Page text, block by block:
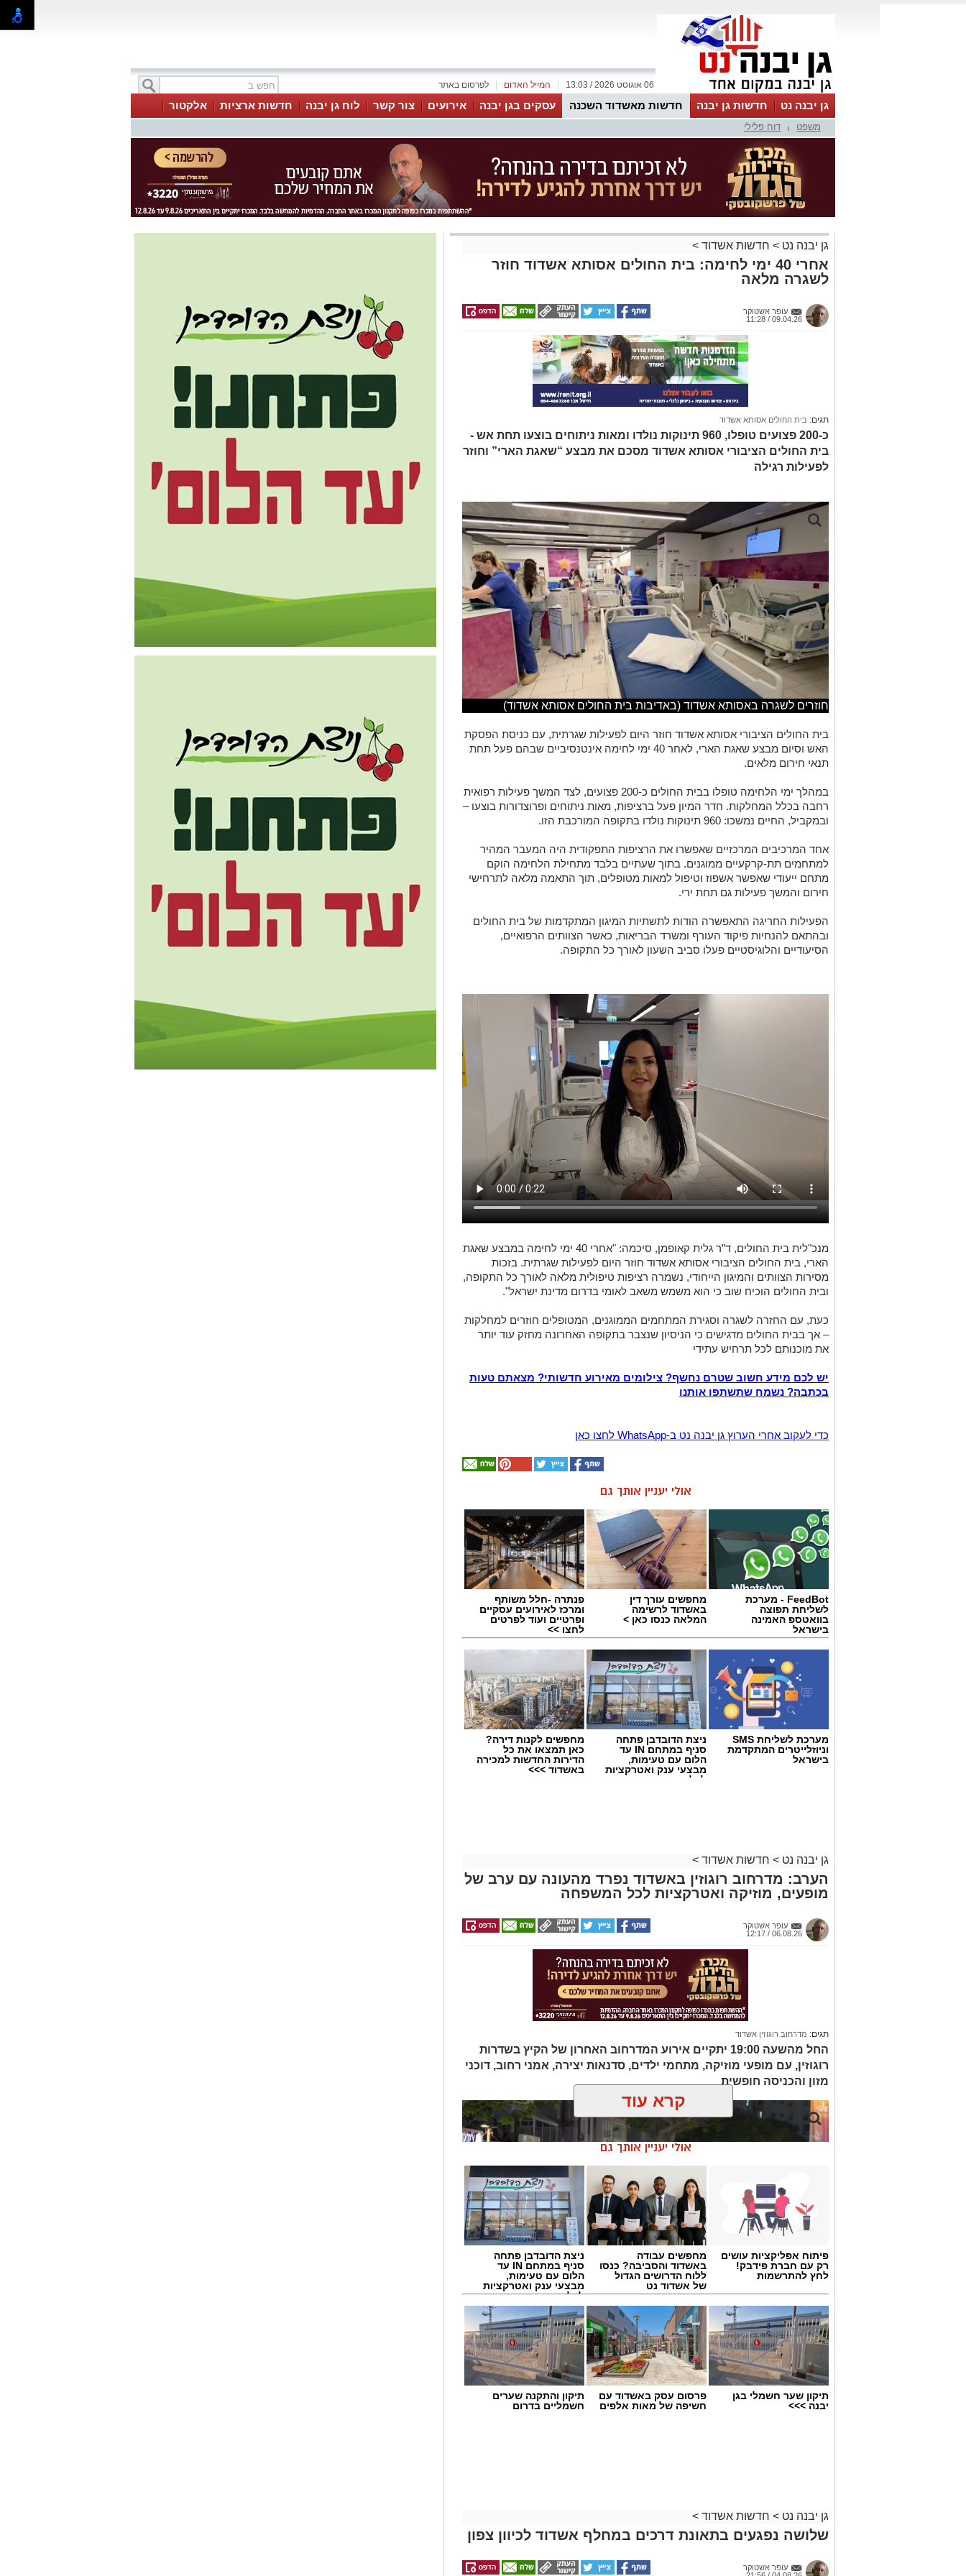
לפרסום באתר המייל האדום 06 אוגוסט 2026 / 13:03
גן יבנה נט חדשות גן יבנה חדשות מאשדוד השכנה עסקים בגן יבנה אירועים צור קשר לוח גן יבנה חדשות ארציות
אלקטור
MyKehila
משפט דוח פלילי
גן יבנה נט > חדשות אשדוד >
אחרי 40 ימי לחימה: בית החולים אסותא אשדוד חוזר
לשגרה מלאה
עופר אשטוקר
09.04.26 / 11:28
תגים: בית החולים אסותא אשדוד
כ-200 פצועים טופלו, 960 תינוקות נולדו ומאות ניתוחים בוצעו תחת אש -
בית החולים הציבורי אסותא אשדוד מסכם את מבצע “שאגת הארי” וחוזר
לפעילות רגילה
חוזרים לשגרה באסותא אשדוד (באדיבות בית החולים אסותא אשדוד)
בית החולים הציבורי אסותא אשדוד חוזר היום לפעילות שגרתית, עם כניסת הפסקת
האש וסיום מבצע שאגת הארי, לאחר 40 ימי לחימה אינטנסיביים שבהם פעל תחת
תנאי חירום מלאים.
במהלך ימי הלחימה טופלו בבית החולים כ-200 פצועים, לצד המשך פעילות רפואית
רחבה בכלל המחלקות. חדר המיון פעל ברציפות, מאות ניתוחים ופרוצדורות בוצעו –
ובמקביל, החיים נמשכו: 960 תינוקות נולדו בתקופה המורכבת הזו.
אחד המרכיבים המרכזיים שאפשרו את הרציפות התפקודית היה המעבר המהיר
למתחמים תת-קרקעיים ממוגנים. בתוך שעתיים בלבד מתחילת הלחימה הוקם
מתחם ייעודי שאפשר אשפוז וטיפול למאות מטופלים, תוך התאמה מלאה לתרחישי
חירום והמשך פעילות גם תחת ירי.
הפעילות החריגה התאפשרה הודות לתשתיות המיגון המתקדמות של בית החולים
ובהתאם להנחיות פיקוד העורף ומשרד הבריאות, כאשר הצוותים הרפואיים,
הסיעודיים והלוגיסטיים פעלו סביב השעון לאורך כל התקופה.
מנכ"לית בית החולים, ד”ר גלית קאופמן, סיכמה: "אחרי 40 ימי לחימה במבצע שאגת
הארי, בית החולים הציבורי אסותא אשדוד חוזר היום לפעילות שגרתית. בזכות
מסירות הצוותים והמיגון הייחודי, נשמרה רציפות טיפולית מלאה לאורך כל התקופה,
ובית החולים הוכיח שוב כי הוא משמש משאב לאומי בדרום מדינת ישראל".
כעת, עם החזרה לשגרה וסגירת המתחמים הממוגנים, המטופלים חוזרים למחלקות
– אך בבית החולים מדגישים כי הניסיון שנצבר בתקופה האחרונה מחזק עוד יותר
את מוכנותם לכל תרחיש עתידי
יש לכם מידע חשוב שטרם נחשף? צילומים מאירוע חדשותי? מצאתם טעות
בכתבה? נשמח שתשתפו אותנו
‏כדי לעקוב אחרי הערוץ גן יבנה נט ב-WhatsApp לחצו כאן
אולי יעניין אותך גם
FeedBot - מערכת
לשליחת תפוצה
בוואטספ האמינה
בישראל
מחפשים עורך דין
באשדוד לרשימה
המלאה כנסו כאן >
פנתרה -חלל משותף
ומרכז לאירועים עסקיים
ופרטיים ועוד לפרטים
לחצו >>
מערכת לשליחת SMS
וניוזלייטרים המתקדמת
בישראל
ניצת הדובדבן פתחה
סניף במתחם IN עד
הלום עם טעימות,
מבצעי ענק ואטרקציות
לכל המשפחה
מחפשים לקנות דירה?
כאן תמצאו את כל
הדירות החדשות למכירה
באשדוד >>>
גן יבנה נט > חדשות אשדוד >
הערב: מדרחוב רוגוזין באשדוד נפרד מהעונה עם ערב של
מופעים, מוזיקה ואטרקציות לכל המשפחה
עופר אשטוקר
06.08.26 / 12:17
תגים: מדרחוב רוגוזין אשדוד
החל מהשעה 19:00 יתקיים אירוע המדרחוב האחרון של הקיץ בשדרות
רוגוזין, עם מופעי מוזיקה, מתחמי ילדים, סדנאות יצירה, אמני רחוב, דוכני
מזון והכניסה חופשית
קרדיט צילום: ODREY, טים נודלמן
עיריית אשדוד מזמינה את תושבי העיר והסביבה לחגוג את אירוע המדרחוב האחרון
במופע בוזוקי. במקביל, במתחם הילדים יתקיימו מופעים של מורן קסם, אריק מלך
החיות וניבה קשת.
בעירייה מציינים כי מדובר באירוע הסיום של סדרת אירועי המדרחוב לקיץ 2026,
קרא עוד
אולי יעניין אותך גם
פיתוח אפליקציות עושים
רק עם חברת פידבק!
לחץ להתרשמות
מחפשים עבודה
באשדוד והסביבה? כנסו
ללוח הדרושים הגדול
של אשדוד נט
ניצת הדובדבן פתחה
סניף במתחם IN עד
הלום עם טעימות,
מבצעי ענק ואטרקציות
לכל המשפחה
תיקון שער חשמלי בגן
יבנה >>>
פרסום עסק באשדוד עם
חשיפה של מאות אלפים
תיקון והתקנה שערים
חשמליים בדרום
גן יבנה נט > חדשות אשדוד >
שלושה נפגעים בתאונת דרכים במחלף אשדוד לכיוון צפון
עופר אשטוקר